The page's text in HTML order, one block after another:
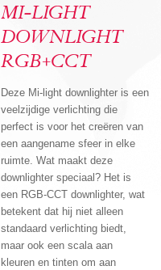
MI-LIGHT
DOWNLIGHT
RGB+CCT
Deze Mi-light downlighter is een
veelzijdige verlichting die
perfect is voor het creëren van
een aangename sfeer in elke
ruimte. Wat maakt deze
downlighter speciaal? Het is
een RGB-CCT downlighter, wat
betekent dat hij niet alleen
standaard verlichting biedt,
maar ook een scala aan
kleuren en tinten om aan